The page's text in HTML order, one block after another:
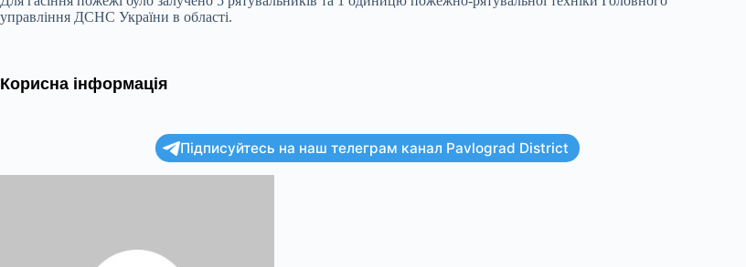
управління ДСНС України в області.
Корисна інформація
Підписуйтесь на наш телеграм канал Pavlograd District